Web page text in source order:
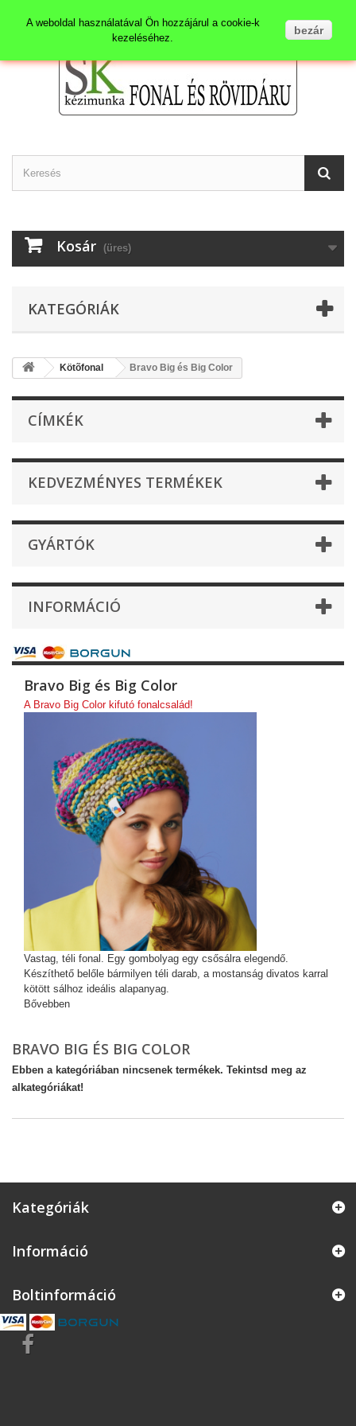
Kosár (üres)
KATEGÓRIÁK
Kötõfonal Bravo Big és Big Color
CÍMKÉK
KEDVEZMÉNYES TERMÉKEK
GYÁRTÓK
INFORMÁCIÓ
Bravo Big és Big Color
A Bravo Big Color kifutó fonalcsalád!
Vastag, téli fonal. Egy gombolyag egy csősálra elegendő.
Készíthető belőle bármilyen téli darab, a mostanság divatos karral
kötött sálhoz ideális alapanyag.
Bővebben
BRAVO BIG ÉS BIG COLOR
Ebben a kategóriában nincsenek termékek. Tekintsd meg az
alkategóriákat!
Kategóriák
Információ
Boltinformáció
A weboldal használatával Ön hozzájárul a cookie-k
kezeléséhez.
bezár